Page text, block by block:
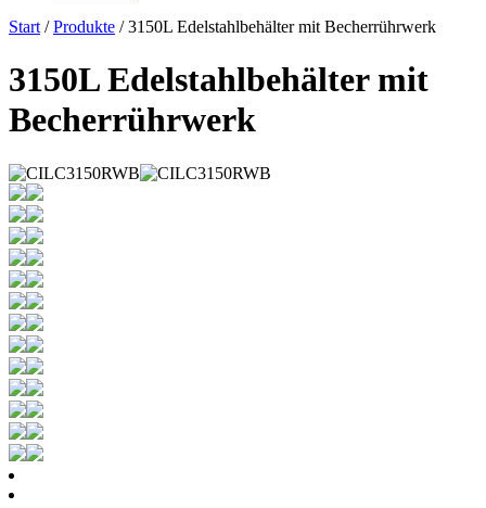
Start /Produkte / 3150L Edelstahlbehälter mit Becherrührwerk
3150L Edelstahlbehälter mit
Becherrührwerk